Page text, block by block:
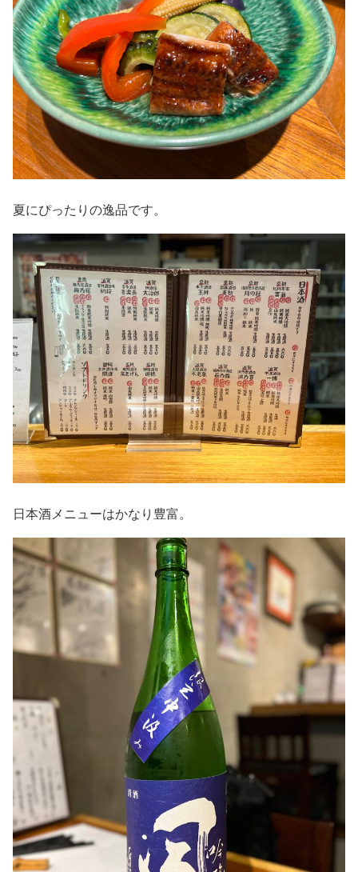
夏にぴったりの逸品です。
日本酒メニューはかなり豊富。